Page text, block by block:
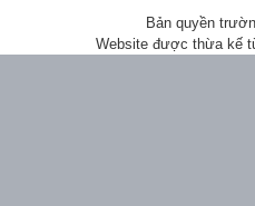
Bản quyền
Website được thừa kế